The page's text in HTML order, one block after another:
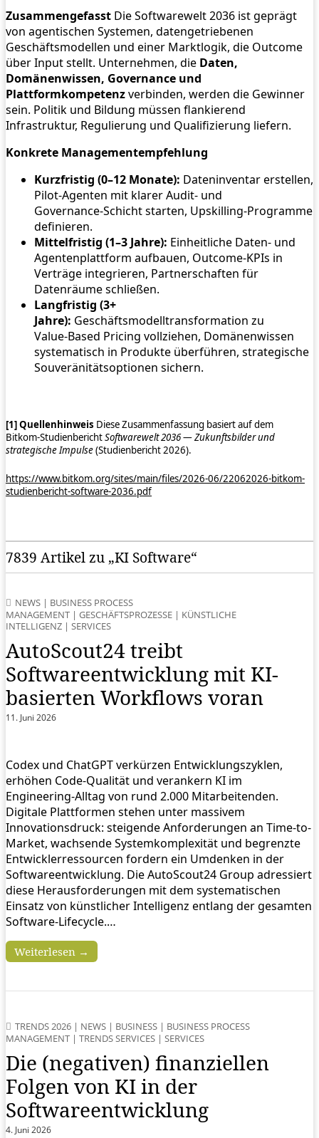
Zusammengefasst Die Softwarewelt 2036 ist geprägt
von agentischen Systemen, datengetriebenen
Geschäftsmodellen und einer Marktlogik, die Outcome
über Input stellt. Unternehmen, die Daten,
Domänenwissen, Governance und
Plattformkompetenzverbinden, werden die Gewinner
sein. Politik und Bildung müssen flankierend
Infrastruktur, Regulierung und Qualifizierung liefern.
Konkrete Managementempfehlung
Kurzfristig (0–12 Monate): Dateninventar erstellen,
Pilot‑Agenten mit klarer Audit‑ und
Governance‑Schicht starten, Upskilling‑Programme
definieren.
Mittelfristig (1–3 Jahre): Einheitliche Daten‑ und
Agentenplattform aufbauen, Outcome‑KPIs in
Verträge integrieren, Partnerschaften für
Datenräume schließen.
Langfristig (3+
Jahre): Geschäftsmodelltransformation zu
Value‑Based Pricing vollziehen, Domänenwissen
systematisch in Produkte überführen, strategische
Souveränitätsoptionen sichern.
[1] Quellenhinweis Diese Zusammenfassung basiert auf dem
Bitkom‑StudienberichtSoftwarewelt 2036 — Zukunftsbilder und
strategische Impulse(Studienbericht 2026).
https://www.bitkom.org/sites/main/files/2026-06/22062026-bitkom-
studienbericht-software-2036.pdf
7839 Artikel zu „KI Software“
NEWS | BUSINESS PROCESS
MANAGEMENT | GESCHÄFTSPROZESSE | KÜNSTLICHE
INTELLIGENZ | SERVICES
AutoScout24 treibt
Softwareentwicklung mit KI-
basierten Workflows voran
11. Juni 2026
Codex und ChatGPT verkürzen Entwicklungszyklen,
erhöhen Code-Qualität und verankern KI im
Engineering-Alltag von rund 2.000 Mitarbeitenden.
Digitale Plattformen stehen unter massivem
Innovationsdruck: steigende Anforderungen an Time-to-
Market, wachsende Systemkomplexität und begrenzte
Entwicklerressourcen fordern ein Umdenken in der
Softwareentwicklung. Die AutoScout24 Group adressiert
diese Herausforderungen mit dem systematischen
Einsatz von künstlicher Intelligenz entlang der gesamten
Software-Lifecycle.…
Weiterlesen →
TRENDS 2026 | NEWS | BUSINESS | BUSINESS PROCESS
MANAGEMENT | TRENDS SERVICES | SERVICES
Die (negativen) finanziellen
Folgen von KI in der
Softwareentwicklung
4. Juni 2026